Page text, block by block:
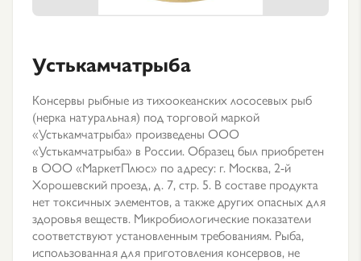
Устькамчатрыба
Консервы рыбные из тихоокеанских лососевых рыб
(нерка натуральная) под торговой маркой
«Устькамчатрыба» произведены ООО
«Устькамчатрыба» в России. Образец был приобретен
в ООО «МаркетПлюс» по адресу: г. Москва, 2-й
Хорошевский проезд, д. 7, стр. 5. В составе продукта
нет токсичных элементов, а также других опасных для
здоровья веществ. Микробиологические показатели
соответствуют установленным требованиям. Рыба,
использованная для приготовления консервов, не